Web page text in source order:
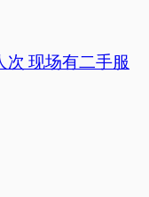
现场有二手服